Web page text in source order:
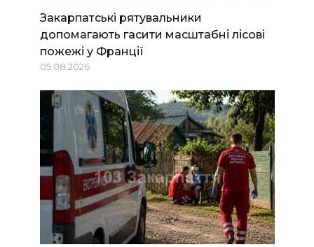
Закарпатські рятувальники
допомагають гасити масштабні лісові
пожежі у Франції
05.08.2026